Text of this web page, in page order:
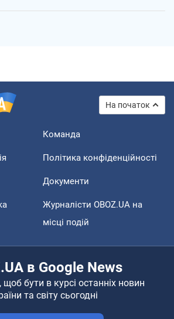
На початок
Команда
Політика конфіденційності
Документи
Журналісти OBOZ.UA на
місці подій
в Google News
щоб бути в курсі останніх новин
та світу сьогодні